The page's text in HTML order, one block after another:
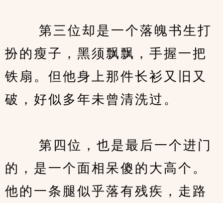
第三位却是一个落魄书生打
扮的瘦子，黑须飘飘，手握一把
铁扇。但他身上那件长衫又旧又
破，好似多年未曾清洗过。
第四位，也是最后一个进门
的，是一个面相呆傻的大高个。
他的一条腿似乎落有残疾，走路